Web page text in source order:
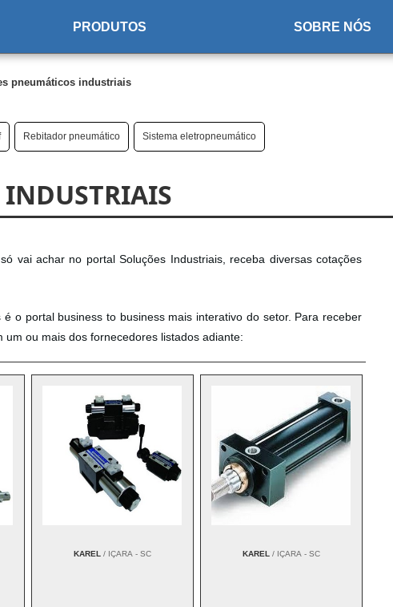
PRODUTOS SOBRE NÓS
pneumáticos industriais
Rebitador pneumático Sistema eletropneumático
INDUSTRIAIS
vai achar no portal Soluções Industriais, receba diversas cotações
o portal business to business mais interativo do setor. Para receber
ou mais dos fornecedores listados adiante:
KAREL/ IÇARA - SC KAREL/ IÇARA - SC